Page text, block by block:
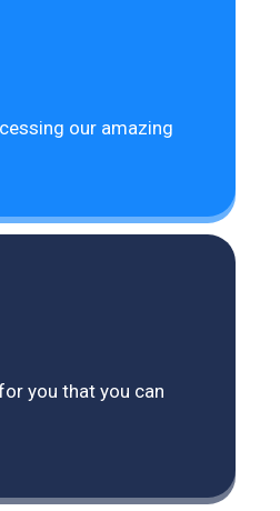
our amazing
you that you can